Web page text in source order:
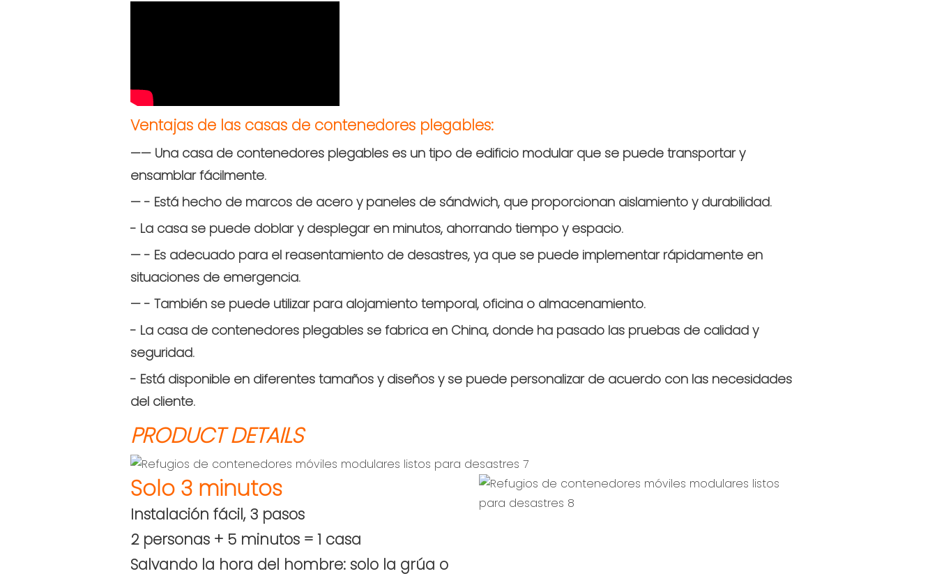
Ventajas de las casas de contenedores plegables:
—— Una casa de contenedores plegables es un tipo de edificio modular que se puede transportar y
ensamblar fácilmente.
— - Está hecho de marcos de acero y paneles de sándwich, que proporcionan aislamiento y durabilidad.
- La casa se puede doblar y desplegar en minutos, ahorrando tiempo y espacio.
— - Es adecuado para el reasentamiento de desastres, ya que se puede implementar rápidamente en
situaciones de emergencia.
— - También se puede utilizar para alojamiento temporal, oficina o almacenamiento.
- La casa de contenedores plegables se fabrica en China, donde ha pasado las pruebas de calidad y
seguridad.
- Está disponible en diferentes tamaños y diseños y se puede personalizar de acuerdo con las necesidades
del cliente.
PRODUCT DETAILS
Solo 3 minutos
Instalación fácil, 3 pasos
2 personas + 5 minutos = 1 casa
Salvando la hora del hombre: solo la grúa o